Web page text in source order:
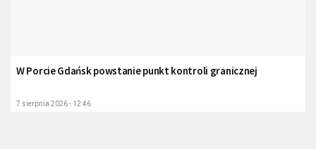
W Porcie Gdańsk powstanie punkt kontroli granicznej
7 sierpnia 2026 - 12:46